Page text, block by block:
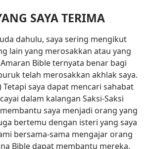
SAYA TERIMA
dahulu, saya sering mengikut
lain yang merosakkan atau yang
Bible ternyata benar bagi
telah merosakkan akhlak saya.
Tetapi saya dapat mencari sahabat
dalam kalangan Saksi-Saksi
saya menjadi orang yang
bertemu dengan isteri yang saya
bersama-sama mengajar orang
Bible dapat membantu mereka.